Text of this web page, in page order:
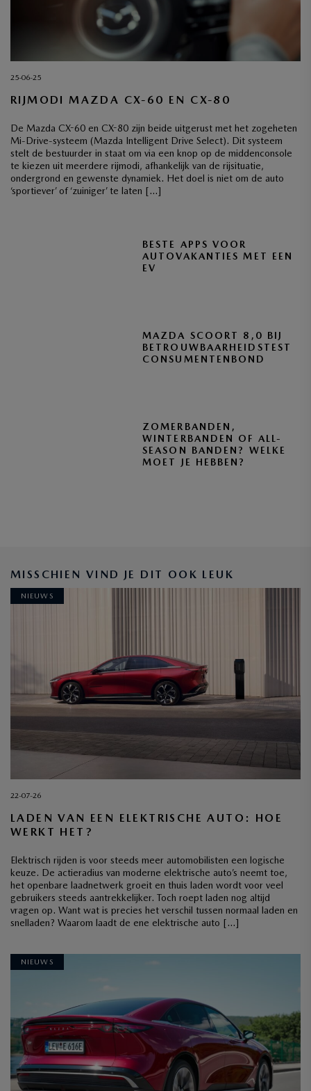
25-06-25
RIJMODI MAZDA CX-60 EN CX-80
De Mazda CX-60 en CX-80 zijn beide uitgerust met het zogeheten
Mi-Drive-systeem (Mazda Intelligent Drive Select). Dit systeem
stelt de bestuurder in staat om via een knop op de middenconsole
te kiezen uit meerdere rijmodi, afhankelijk van de rijsituatie,
ondergrond en gewenste dynamiek. Het doel is niet om de auto
‘sportiever’ of ‘zuiniger’ te laten […]
BESTE APPS VOOR
AUTOVAKANTIES MET EEN
EV
MAZDA SCOORT 8,0 BIJ
BETROUWBAARHEIDSTEST
CONSUMENTENBOND
ZOMERBANDEN,
WINTERBANDEN OF ALL-
SEASON BANDEN? WELKE
MOET JE HEBBEN?
MISSCHIEN VIND JE DIT OOK LEUK
NIEUWS
22-07-26
LADEN VAN EEN ELEKTRISCHE AUTO: HOE
WERKT HET?
Elektrisch rijden is voor steeds meer automobilisten een logische
keuze. De actieradius van moderne elektrische auto’s neemt toe,
het openbare laadnetwerk groeit en thuis laden wordt voor veel
gebruikers steeds aantrekkelijker. Toch roept laden nog altijd
vragen op. Want wat is precies het verschil tussen normaal laden en
snelladen? Waarom laadt de ene elektrische auto […]
NIEUWS